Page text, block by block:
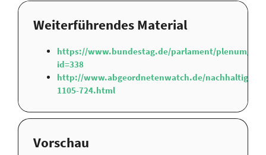
Weiterführendes Material
https://www.bundestag.de/parlament/plenum/
id=338
http://www.abgeordnetenwatch.de/
1105-724.html
Vorschau